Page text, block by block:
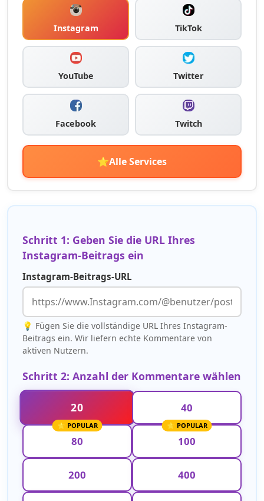
Instagram TikTok
YouTube Twitter
Facebook Twitch
⭐Alle Services
Schritt 1: Geben Sie die URL Ihres
Instagram-Beitrags ein
Instagram-Beitrags-URL
💡 Fügen Sie die vollständige URL Ihres Instagram-
Beitrags ein. Wir liefern echte Kommentare von
aktiven Nutzern.
Schritt 2: Anzahl der Kommentare wählen
20 40
80 100
200 400